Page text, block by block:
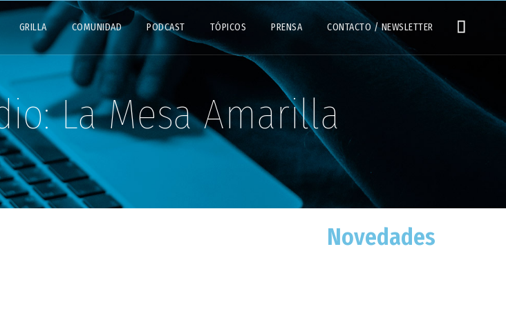
GRILLA COMUNIDAD PODCAST TÓPICOS PRENSA CONTACTO / NEWSLETTER
La Mesa Amarilla
Novedades